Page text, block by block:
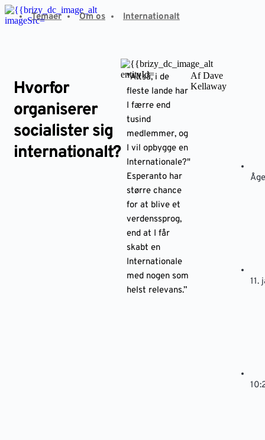
Fortsæt
til
Temaer Om os Internationalt
Hvorfor
organiserer
socialister sig
internationalt?
"Altså, i de
fleste lande har
I færre end
tusind
medlemmer, og
I vil opbygge en
Internationale?"
Esperanto har
større chance
for at blive et
verdenssprog,
end at I får
skabt en
Internationale
med nogen som
helst relevans.”
Af Dave
Kellaway
11.